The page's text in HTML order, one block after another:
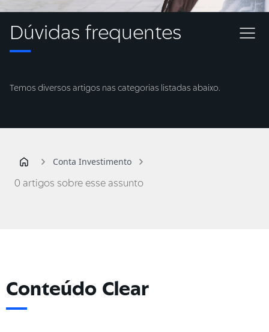
Dúvidas frequentes
Temos diversos artigos nas categorias listadas abaixo.
Conta Investimento
0 artigos sobre esse assunto
Conteúdo Clear